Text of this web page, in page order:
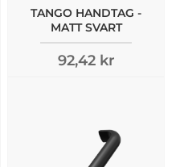
TANGO HANDTAG -
MATT SVART
92,42 kr